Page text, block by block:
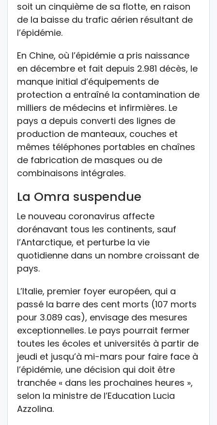
soit un cinquième de sa flotte, en raison
de la baisse du trafic aérien résultant de
l’épidémie.
En Chine, où l’épidémie a pris naissance
en décembre et fait depuis 2.981 décès, le
manque initial d’équipements de
protection a entraîné la contamination de
milliers de médecins et infirmières. Le
pays a depuis converti des lignes de
production de manteaux, couches et
mêmes téléphones portables en chaînes
de fabrication de masques ou de
combinaisons intégrales.
La Omra suspendue
Le nouveau coronavirus affecte
dorénavant tous les continents, sauf
l’Antarctique, et perturbe la vie
quotidienne dans un nombre croissant de
pays.
L’Italie, premier foyer européen, qui a
passé la barre des cent morts (107 morts
pour 3.089 cas), envisage des mesures
exceptionnelles. Le pays pourrait fermer
toutes les écoles et universités à partir de
jeudi et jusqu’à mi-mars pour faire face à
l’épidémie, une décision qui doit être
tranchée « dans les prochaines heures »,
selon la ministre de l’Education Lucia
Azzolina.